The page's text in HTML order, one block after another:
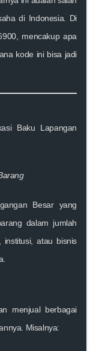
di Indonesia. Di
, mencakup apa
kode ini bisa jadi
Baku Lapangan
Besaryang
dalam jumlah
institusi, atau bisnis
menjual berbagai
Misalnya: